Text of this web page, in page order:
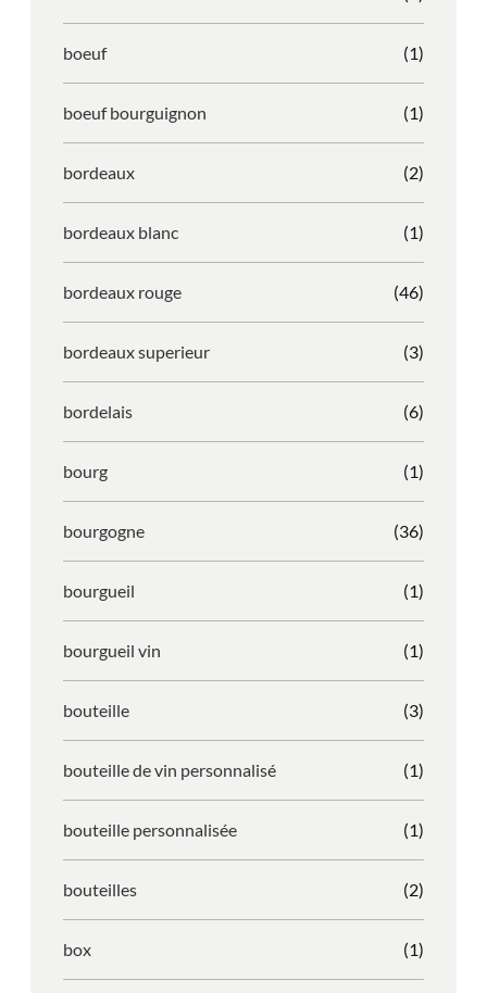
boeuf (1)
boeuf bourguignon (1)
bordeaux (2)
bordeaux blanc (1)
bordeaux rouge (46)
bordeaux superieur (3)
bordelais (6)
bourg (1)
bourgogne (36)
bourgueil (1)
bourgueil vin (1)
bouteille (3)
bouteille de vin personnalisé (1)
bouteille personnalisée (1)
bouteilles (2)
box (1)